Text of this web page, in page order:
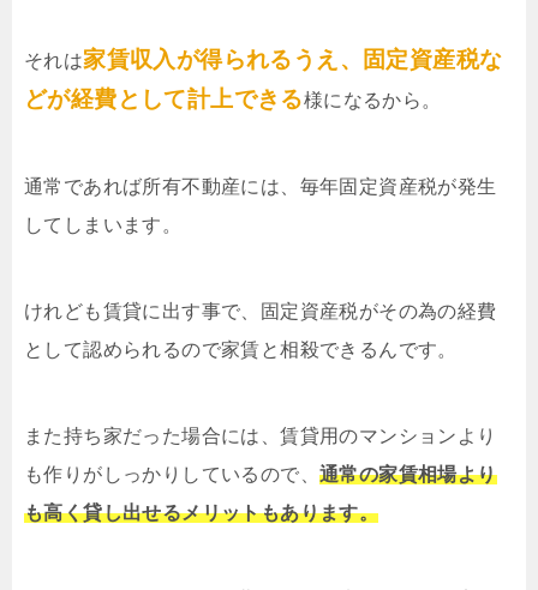
それは家賃収入が得られるうえ、固定資産税な
どが経費として計上できる様になるから。
通常であれば所有不動産には、毎年固定資産税が発生
してしまいます。
けれども賃貸に出す事で、固定資産税がその為の経費
として認められるので家賃と相殺できるんです。
また持ち家だった場合には、賃貸用のマンションより
も作りがしっかりしているので、 通常の家賃相場より
も高く貸し出せるメリットもあります。